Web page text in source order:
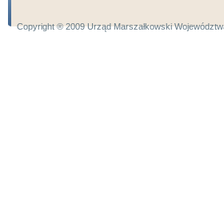
Copyright ® 2009 Urząd Marszałkowski